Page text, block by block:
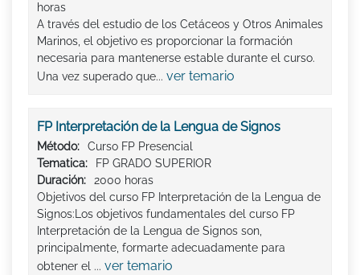
horas
A través del estudio de los Cetáceos y Otros Animales
Marinos, el objetivo es proporcionar la formación
necesaria para mantenerse estable durante el curso.
Una vez superado que... ver temario
FP Interpretación de la Lengua de Signos
Método:
Curso FP Presencial
Tematica:
FP GRADO SUPERIOR
Duración:
2000 horas
Objetivos del curso FP Interpretación de la Lengua de
Signos:Los objetivos fundamentales del curso FP
Interpretación de la Lengua de Signos son,
principalmente, formarte adecuadamente para
obtener el ... ver temario